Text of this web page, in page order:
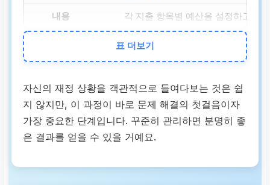
각 지출 항목별 예산을 설정하고 그
비상 자금 마련
추가 수입원
부업, 아르바이트 등을 통해 추가
표 더보기
자신의 재정 상황을 객관적으로 들여다보는 것은 쉽
지 않지만, 이 과정이 바로 문제 해결의 첫걸음이자
가장 중요한 단계입니다. 꾸준히 관리하면 분명히 좋
은 결과를 얻을 수 있을 거예요.